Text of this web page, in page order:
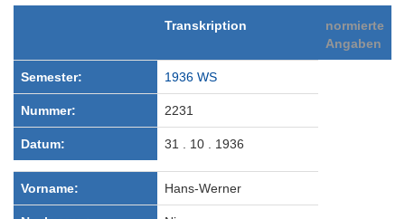
Transkription
normierte
Angaben
Semester: 1936 WS
Nummer: 2231
Datum: 31 . 10 . 1936
Vorname: Hans-Werner